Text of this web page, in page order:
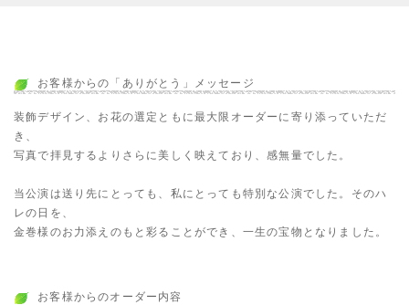
お客様からの「ありがとう」メッセージ
装飾デザイン、お花の選定ともに最大限オーダーに寄り添っていただ
き、
写真で拝見するよりさらに美しく映えており、感無量でした。
当公演は送り先にとっても、私にとっても特別な公演でした。そのハ
レの日を、
金巻様のお力添えのもと彩ることができ、一生の宝物となりました。
お客様からのオーダー内容